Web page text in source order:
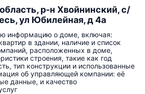
р-н Хвойнинский, с/
ул Юбилейная, д 4а
информацию о доме, включая:
в здании, наличие и список
расположенных в доме,
строения, такие как год
тип конструкции и использованные
об управляющей компании: её
данные, и качество